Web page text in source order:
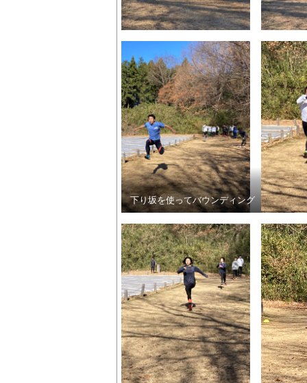
下り坂を使ってバウンディング